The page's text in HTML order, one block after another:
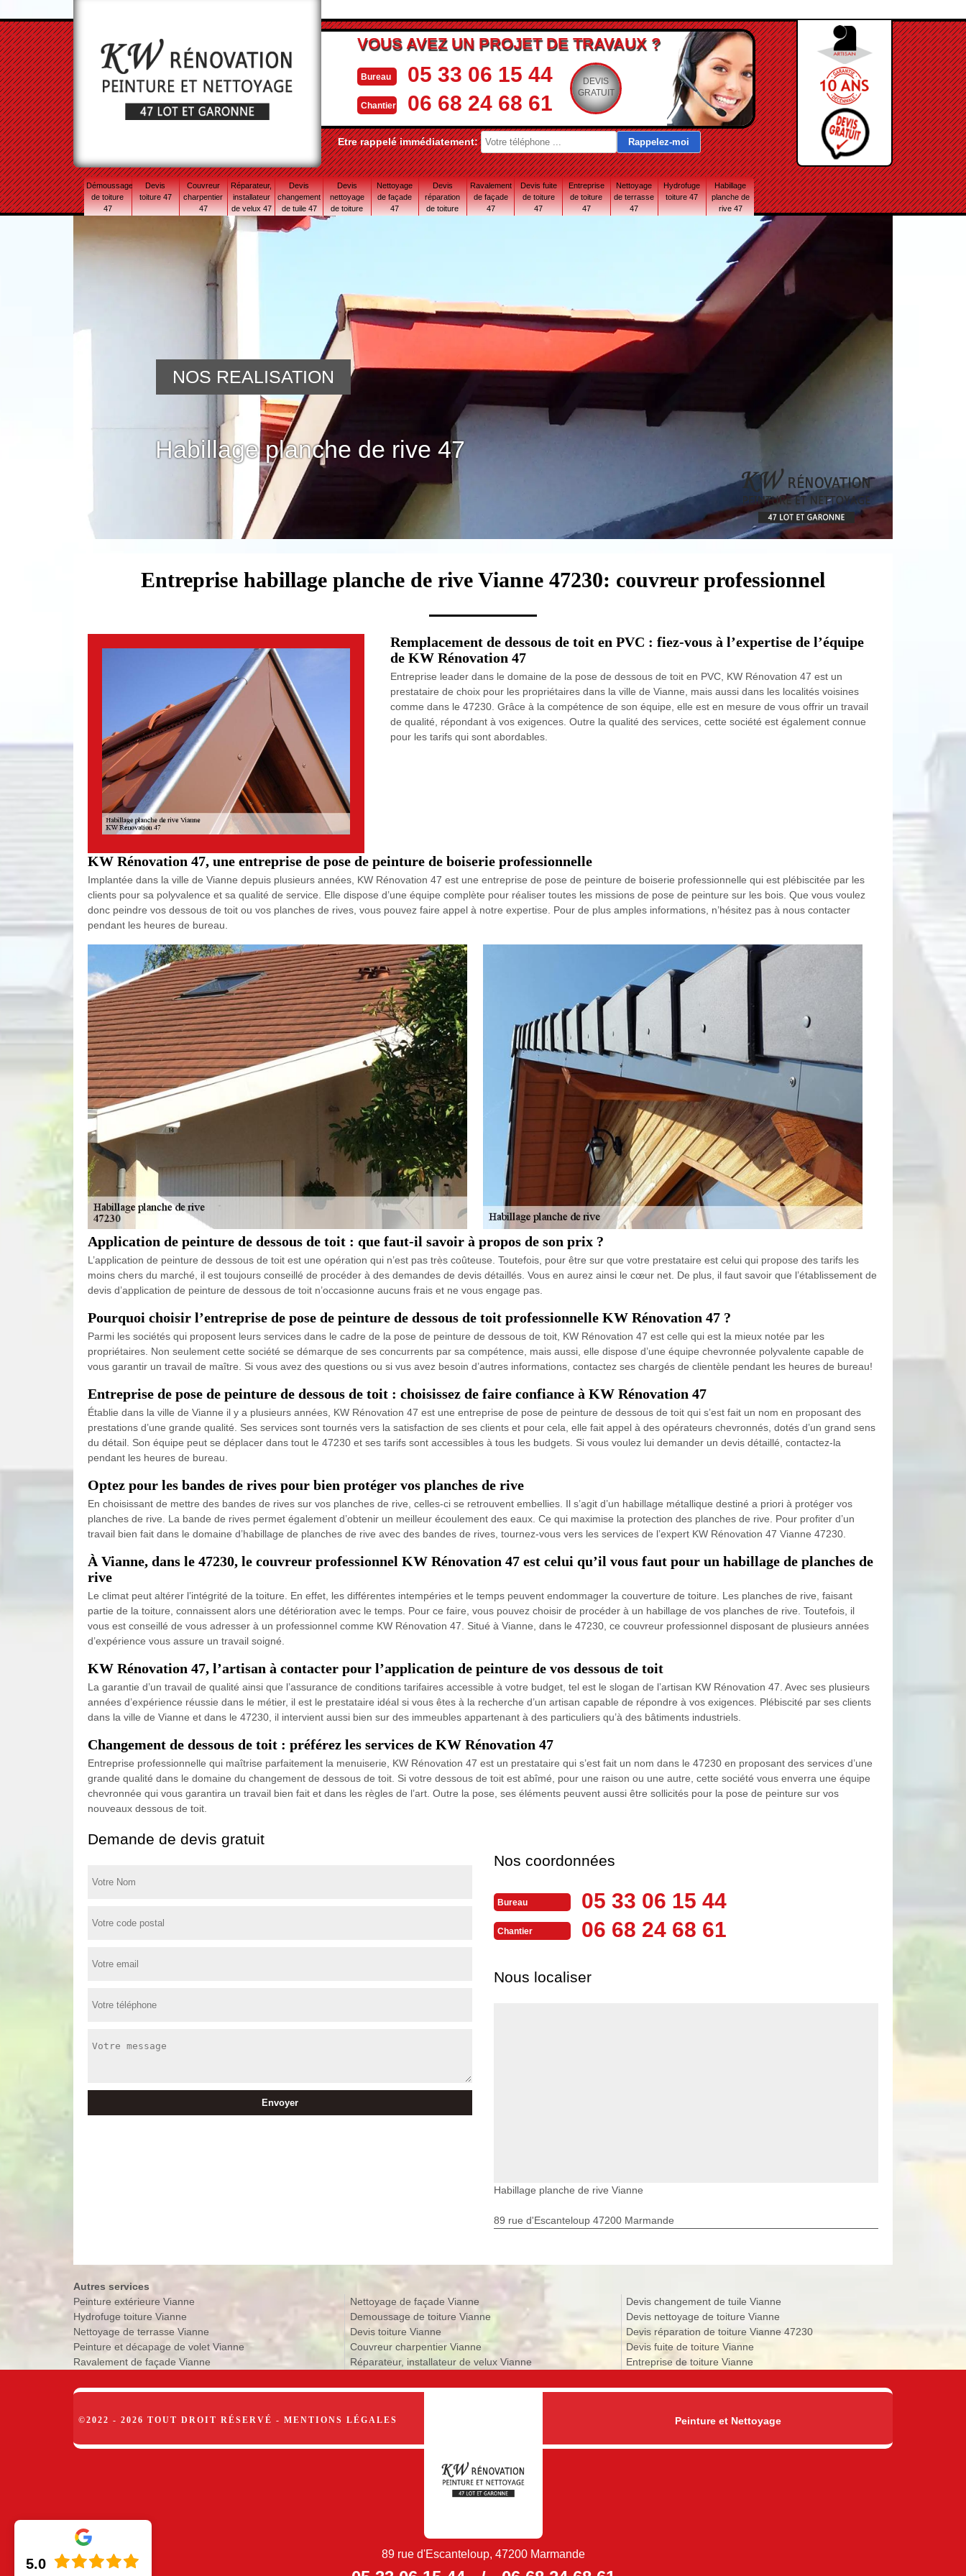
VOUS AVEZ UN PROJET DE TRAVAUX ?
Bureau 05 33 06 15 44
Chantier 06 68 24 68 61
DEVIS
GRATUIT
Etre rappelé immédiatement:
Démoussage
de toiture
47
Devis
toiture 47
Couvreur
charpentier
47
Réparateur,
installateur
de velux 47
Devis
changement
de tuile 47
Devis
nettoyage
de toiture
Nettoyage
de façade
47
Devis
réparation
de toiture
Ravalement
de façade
47
Devis fuite
de toiture
47
Entreprise
de toiture
47
Nettoyage
de terrasse
47
Hydrofuge
toiture 47
Habillage
planche de
rive 47
Habillage planche de rive 47
NOS REALISATION
Entreprise habillage planche de rive Vianne 47230: couvreur professionnel
Remplacement de dessous de toit en PVC : fiez-vous à l’expertise de l’équipe
de KW Rénovation 47
Entreprise leader dans le domaine de la pose de dessous de toit en PVC, KW Rénovation 47 est un
prestataire de choix pour les propriétaires dans la ville de Vianne, mais aussi dans les localités voisines
comme dans le 47230. Grâce à la compétence de son équipe, elle est en mesure de vous offrir un travail
de qualité, répondant à vos exigences. Outre la qualité des services, cette société est également connue
pour les tarifs qui sont abordables.
KW Rénovation 47, une entreprise de pose de peinture de boiserie professionnelle
Implantée dans la ville de Vianne depuis plusieurs années, KW Rénovation 47 est une entreprise de pose de peinture de boiserie professionnelle qui est plébiscitée par les
clients pour sa polyvalence et sa qualité de service. Elle dispose d’une équipe complète pour réaliser toutes les missions de pose de peinture sur les bois. Que vous voulez
donc peindre vos dessous de toit ou vos planches de rives, vous pouvez faire appel à notre expertise. Pour de plus amples informations, n’hésitez pas à nous contacter
pendant les heures de bureau.
Application de peinture de dessous de toit : que faut-il savoir à propos de son prix ?
L’application de peinture de dessous de toit est une opération qui n’est pas très coûteuse. Toutefois, pour être sur que votre prestataire est celui qui propose des tarifs les
moins chers du marché, il est toujours conseillé de procéder à des demandes de devis détaillés. Vous en aurez ainsi le cœur net. De plus, il faut savoir que l’établissement de
devis d’application de peinture de dessous de toit n’occasionne aucuns frais et ne vous engage pas.
Pourquoi choisir l’entreprise de pose de peinture de dessous de toit professionnelle KW Rénovation 47 ?
Parmi les sociétés qui proposent leurs services dans le cadre de la pose de peinture de dessous de toit, KW Rénovation 47 est celle qui est la mieux notée par les
propriétaires. Non seulement cette société se démarque de ses concurrents par sa compétence, mais aussi, elle dispose d’une équipe chevronnée polyvalente capable de
vous garantir un travail de maître. Si vous avez des questions ou si vus avez besoin d’autres informations, contactez ses chargés de clientèle pendant les heures de bureau!
Entreprise de pose de peinture de dessous de toit : choisissez de faire confiance à KW Rénovation 47
Établie dans la ville de Vianne il y a plusieurs années, KW Rénovation 47 est une entreprise de pose de peinture de dessous de toit qui s’est fait un nom en proposant des
prestations d’une grande qualité. Ses services sont tournés vers la satisfaction de ses clients et pour cela, elle fait appel à des opérateurs chevronnés, dotés d’un grand sens
du détail. Son équipe peut se déplacer dans tout le 47230 et ses tarifs sont accessibles à tous les budgets. Si vous voulez lui demander un devis détaillé, contactez-la
pendant les heures de bureau.
Optez pour les bandes de rives pour bien protéger vos planches de rive
En choisissant de mettre des bandes de rives sur vos planches de rive, celles-ci se retrouvent embellies. Il s’agit d’un habillage métallique destiné a priori à protéger vos
planches de rive. La bande de rives permet également d’obtenir un meilleur écoulement des eaux. Ce qui maximise la protection des planches de rive. Pour profiter d’un
travail bien fait dans le domaine d’habillage de planches de rive avec des bandes de rives, tournez-vous vers les services de l’expert KW Rénovation 47 Vianne 47230.
À Vianne, dans le 47230, le couvreur professionnel KW Rénovation 47 est celui qu’il vous faut pour un habillage de planches de
rive
Le climat peut altérer l’intégrité de la toiture. En effet, les différentes intempéries et le temps peuvent endommager la couverture de toiture. Les planches de rive, faisant
partie de la toiture, connaissent alors une détérioration avec le temps. Pour ce faire, vous pouvez choisir de procéder à un habillage de vos planches de rive. Toutefois, il
vous est conseillé de vous adresser à un professionnel comme KW Rénovation 47. Situé à Vianne, dans le 47230, ce couvreur professionnel disposant de plusieurs années
d’expérience vous assure un travail soigné.
KW Rénovation 47, l’artisan à contacter pour l’application de peinture de vos dessous de toit
La garantie d’un travail de qualité ainsi que l’assurance de conditions tarifaires accessible à votre budget, tel est le slogan de l’artisan KW Rénovation 47. Avec ses plusieurs
années d’expérience réussie dans le métier, il est le prestataire idéal si vous êtes à la recherche d’un artisan capable de répondre à vos exigences. Plébiscité par ses clients
dans la ville de Vianne et dans le 47230, il intervient aussi bien sur des immeubles appartenant à des particuliers qu’à des bâtiments industriels.
Changement de dessous de toit : préférez les services de KW Rénovation 47
Entreprise professionnelle qui maîtrise parfaitement la menuiserie, KW Rénovation 47 est un prestataire qui s’est fait un nom dans le 47230 en proposant des services d’une
grande qualité dans le domaine du changement de dessous de toit. Si votre dessous de toit est abîmé, pour une raison ou une autre, cette société vous enverra une équipe
chevronnée qui vous garantira un travail bien fait et dans les règles de l’art. Outre la pose, ses éléments peuvent aussi être sollicités pour la pose de peinture sur vos
nouveaux dessous de toit.
Demande de devis gratuit
Nos coordonnées
Bureau 05 33 06 15 44
Chantier 06 68 24 68 61
Nous localiser
Habillage planche de rive Vianne
89 rue d'Escanteloup 47200 Marmande
Autres services
Peinture extérieure Vianne
Hydrofuge toiture Vianne
Nettoyage de terrasse Vianne
Peinture et décapage de volet Vianne
Ravalement de façade Vianne
Nettoyage de façade Vianne
Demoussage de toiture Vianne
Devis toiture Vianne
Couvreur charpentier Vianne
Réparateur, installateur de velux Vianne
Devis changement de tuile Vianne
Devis nettoyage de toiture Vianne
Devis réparation de toiture Vianne 47230
Devis fuite de toiture Vianne
Entreprise de toiture Vianne
©2022 - 2026 TOUT DROIT RÉSERVÉ - MENTIONS LÉGALES Peinture et Nettoyage
89 rue d'Escanteloup, 47200 Marmande
5.0